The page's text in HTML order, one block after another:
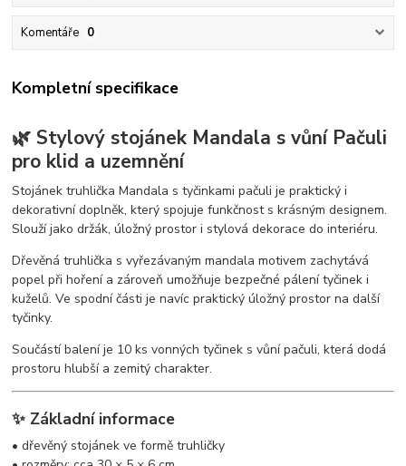
Komentáře 0
Kompletní specifikace
🌿 Stylový stojánek Mandala s vůní Pačuli
pro klid a uzemnění
Stojánek truhlička Mandala s tyčinkami pačuli je praktický i
dekorativní doplněk, který spojuje funkčnost s krásným designem.
Slouží jako držák, úložný prostor i stylová dekorace do interiéru.
Dřevěná truhlička s vyřezávaným mandala motivem zachytává
popel při hoření a zároveň umožňuje bezpečné pálení tyčinek i
kuželů. Ve spodní části je navíc praktický úložný prostor na další
tyčinky.
Součástí balení je 10 ks vonných tyčinek s vůní pačuli, která dodá
prostoru hlubší a zemitý charakter.
✨ Základní informace
• dřevěný stojánek ve formě truhličky